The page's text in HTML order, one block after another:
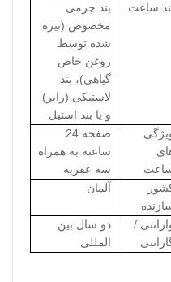
ساعت
بند چرمی
مخصوص (تیره
شده توسط
روغن خاص
گیاهی)، بند
لاستیکی (رابر)
و یا بند استیل
صفحه 24
ساعته به همراه
سه عقربه
آلمان
/
دو سال بین
المللی